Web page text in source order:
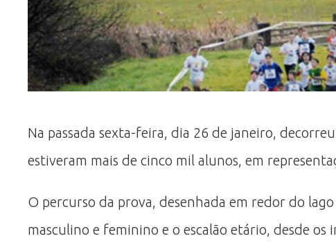
Na passada sexta-feira, dia 26 de janeiro,
estiveram mais de cinco mil alunos, em
O percurso da prova, desenhada em redor do
masculino e feminino e o escalão etário, desde os